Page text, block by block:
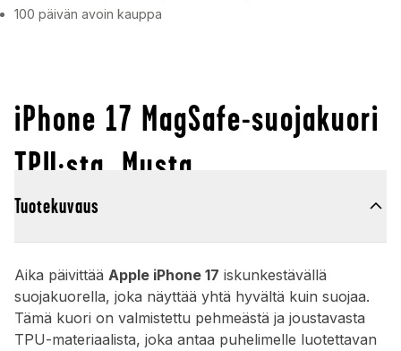
100 päivän avoin kauppa
iPhone 17 MagSafe-suojakuori
TPU:sta, Musta
Tuotekuvaus
Aika päivittää Apple iPhone 17 iskunkestävällä
suojakuorella, joka näyttää yhtä hyvältä kuin suojaa.
Tämä kuori on valmistettu pehmeästä ja joustavasta
TPU-materiaalista, joka antaa puhelimelle luotettavan